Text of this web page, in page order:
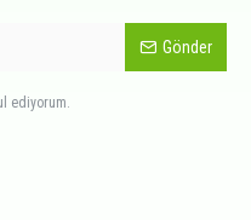
Gönder
ediyorum.